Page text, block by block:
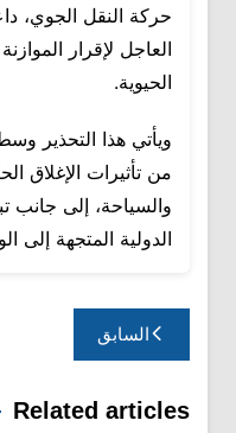
حركة النقل الجوي،
العاجل لإقرار
الحيوية.
ويأتي هذا التحذير
من تأثيرات الإغلاق
والسياحة، إلى جانب
الدولية المتجهة إلى
تصفّح
المقالات
السابق
Related articles